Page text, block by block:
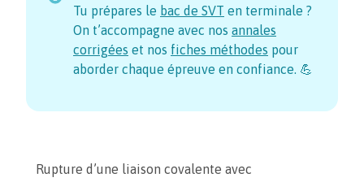
Tu prépares le bac de SVT en terminale ?
On t’accompagne avec nos annales
corrigées et nos fiches méthodes pour
aborder chaque épreuve en confiance. 💪
Rupture d’une liaison covalente avec